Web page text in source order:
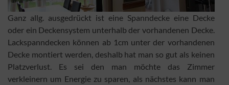
Ganz allg. ausgedrückt ist eine Spanndecke eine Decke
oder ein Deckensystem unterhalb der vorhandenen Decke.
Lackspanndecken können ab 1cm unter der vorhandenen
Decke montiert werden, deshalb hat man so gut als keinen
Platzverlust. Es sei den man möchte das Zimmer
verkleinern um Energie zu sparen, als nächstes kann man